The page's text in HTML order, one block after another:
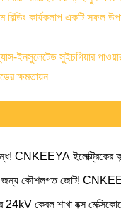
বিল্ডিং কার্যকলাপ একটি সফল
ইনসুলেটেড সুইচগিয়ার
ক্ষমতায়ন
বন্ধ! CNKEEYA ইলেক্ট্রিকের
যুক্তরাষ্ট্রের ওহিও ডেটা সেন্টার
জন্য কৌশলগত জোট!
অংশীদার হিসাবে সম্মানিত
কেবল শাখা বক্স